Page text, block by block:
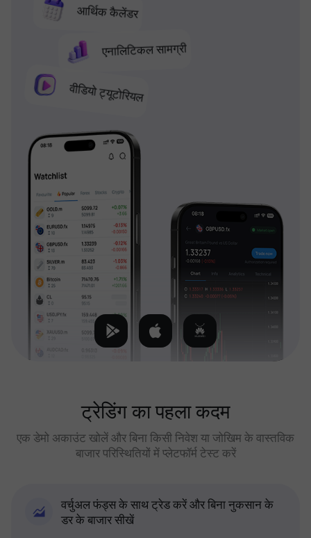
आर्थिक कैलेंडर
एनालिटिकल सामग्री
वीडियो ट्यूटोरियल
ट्रेडिंग का पहला कदम
एक डेमो अकाउंट खोलें और बिना किसी निवेश या जोखिम के वास्तविक
बाजार परिस्थितियों में प्लेटफॉर्म टेस्ट करें
वर्चुअल फंड्स के साथ ट्रेड करें और बिना नुकसान के
डर के बाजार सीखें